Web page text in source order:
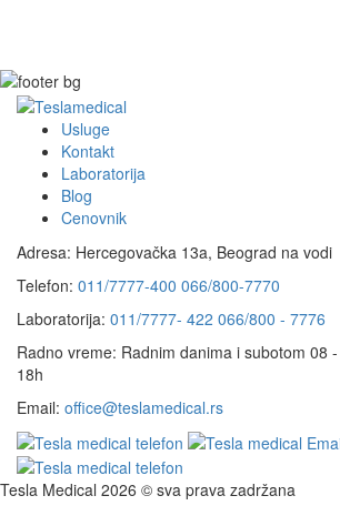
Usluge
Kontakt
Laboratorija
Blog
Cenovnik
Adresa: Hercegovačka 13a, Beograd na vodi
Telefon: 011/7777-400 066/800-7770
Laboratorija: 011/7777- 422 066/800 - 7776
Radno vreme: Radnim danima i subotom 08
18h
Email: office@teslamedical.rs
Tesla Medical 2026 © sva prava zadržana